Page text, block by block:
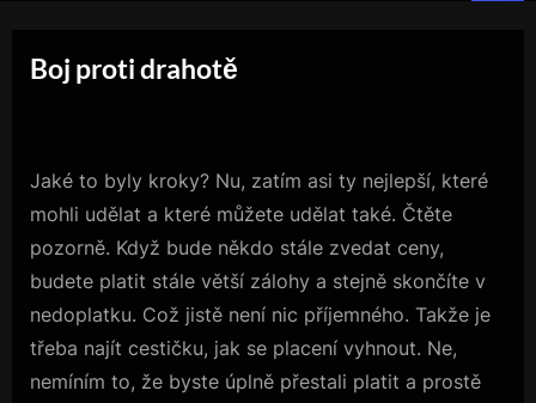
Boj proti drahotě
Jaké to byly kroky? Nu, zatím asi ty nejlepší, které
mohli udělat a které můžete udělat také. Čtěte
pozorně. Když bude někdo stále zvedat ceny,
budete platit stále větší zálohy a stejně skončíte v
nedoplatku. Což jistě není nic příjemného. Takže je
třeba najít cestičku, jak se placení vyhnout. Ne,
nemíním to, že byste úplně přestali platit a prostě